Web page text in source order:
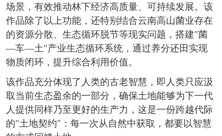
场景，有效推动林下经济高质量、可持续发展。该
作品除了以上功能，还特别结合云南高山菌业存在
的资源分散、生态循环脱节等现实问题，搭建"菌
—车—土"产业生态循环系统，通过养分还田实现
物质闭环，提升综合利用价值。
该作品充分体现了人类的古老智慧，即人类只应汲
取当前生态盈余的一部分，确保土地能够为下一代
人提供同样乃至更好的生产力，这是一份跨越代际
的"土地契约"：每一次从自然中获取，都要以智慧